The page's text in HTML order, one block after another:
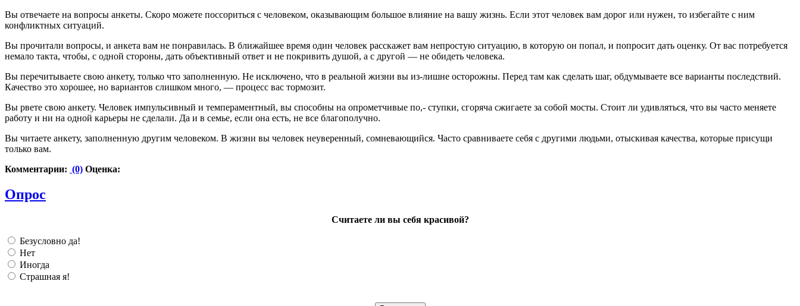
Вы отвечаете на вопросы анкеты. Скоро можете поссориться с человеком, оказывающим большое влияние на вашу жизнь. Если этот человек вам дорог или нужен, то избегайте с ним
конфликтных ситуаций.
Вы прочитали вопросы, и анкета вам не понравилась. В ближайшее время один человек расскажет вам непростую ситуацию, в которую он попал, и попросит дать оценку. От вас потребуется
немало такта, чтобы, с одной стороны, дать объективный ответ и не покривить душой, а с другой — не обидеть человека.
Вы перечитываете свою анкету, только что заполненную. Не исключено, что в реальной жизни вы из-лишне осторожны. Перед там как сделать шаг, обдумываете все варианты последствий.
Качество это хорошее, но вариантов слишком много, — процесс вас тормозит.
Вы рвете свою анкету. Человек импульсивный и темпераментный, вы способны на опрометчивые по,- ступки, сгоряча сжигаете за собой мосты. Стоит ли удивляться, что вы часто меняете
работу и ни на одной карьеры не сделали. Да и в семье, если она есть, не все благополучно.
Вы читаете анкету, заполненную другим человеком. В жизни вы человек неуверенный, сомневающийся. Часто сравниваете себя с другими людьми, отыскивая качества, которые присущи
только вам.
Комментарии: (0) Оценка:
Опрос
Считаете ли вы себя красивой?
Безусловно да!
Нет
Иногда
Страшная я!